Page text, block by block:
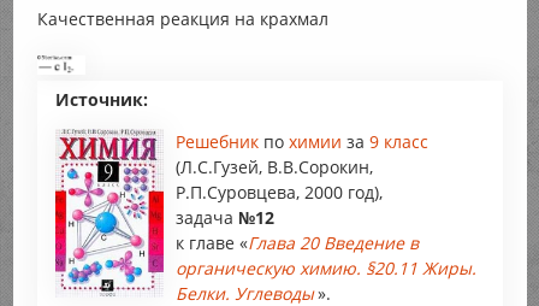
Качественная реакция на крахмал
Источник:
Решебник по химии за 9 класс
(Л.С.Гузей, В.В.Сорокин,
Р.П.Суровцева, 2000 год),
задача №12
к главе «Глава 20 Введение в
органическую химию. §20.11 Жиры.
Белки. Углеводы».